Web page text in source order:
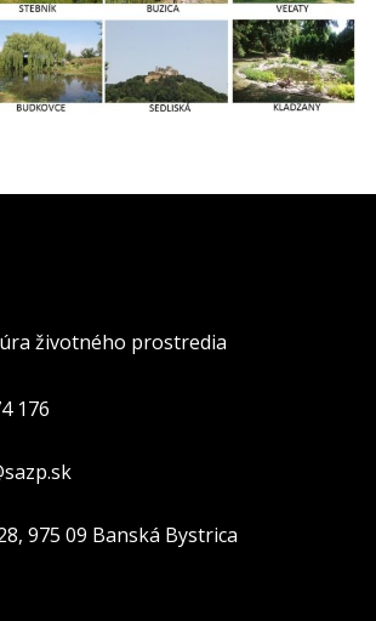
životného prostredia
176
975 09 Banská Bystrica